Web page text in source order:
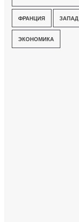
ФРАНЦИЯ ЗАПАД
ЭКОНОМИКА